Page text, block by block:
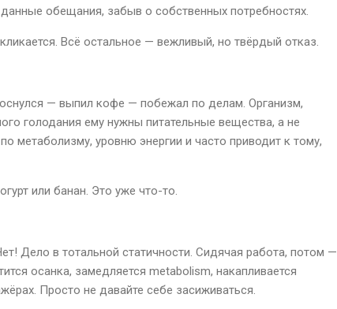
обещания, забыв о собственных потребностях.
Всё остальное — вежливый, но твёрдый отказ.
— выпил кофе — побежал по делам. Организм,
голодания ему нужны питательные вещества, а не
метаболизму, уровню энергии и часто приводит к тому,
или банан. Это уже что-то.
Дело в тотальной статичности. Сидячая работа, потом —
осанка, замедляется metabolism, накапливается
Просто не давайте себе засиживаться.